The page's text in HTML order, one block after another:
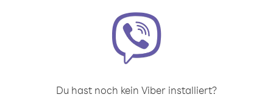
Du hast noch kein Viber installiert?